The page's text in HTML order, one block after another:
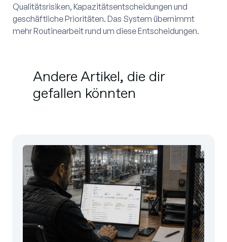
Qualitätsrisiken, Kapazitätsentscheidungen und
geschäftliche Prioritäten. Das System übernimmt
mehr Routinearbeit rund um diese Entscheidungen.
Andere Artikel, die dir
gefallen könnten